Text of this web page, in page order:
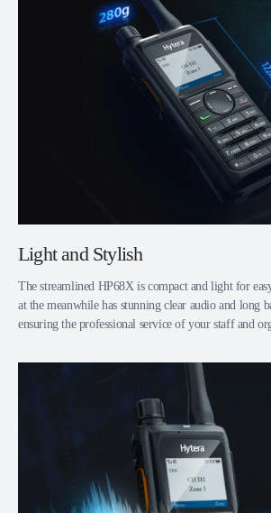
Light and Stylish
The streamlined HP68X is compact and light for
at the meanwhile has stunning clear audio and long
ensuring the professional service of your staff and